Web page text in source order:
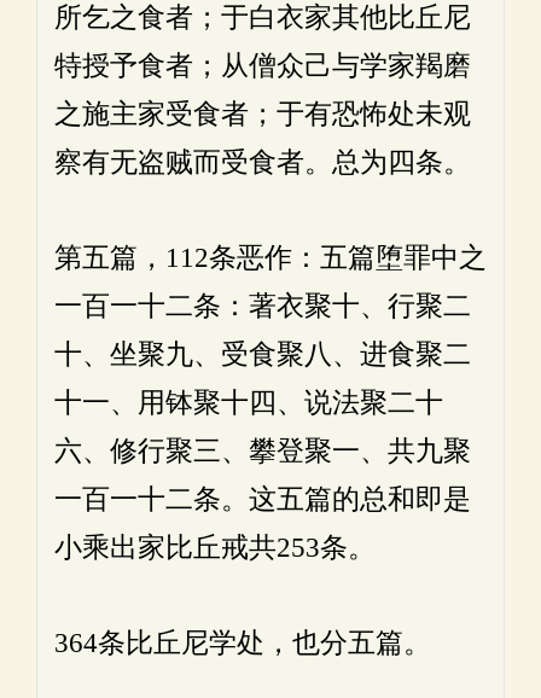
所乞之食者；于白衣家其他比丘尼
特授予食者；从僧众己与学家羯磨
之施主家受食者；于有恐怖处未观
察有无盗贼而受食者。总为四条。
第五篇，112条恶作：五篇堕罪中之
一百一十二条：著衣聚十、行聚二
十、坐聚九、受食聚八、进食聚二
十一、用钵聚十四、说法聚二十
六、修行聚三、攀登聚一、共九聚
一百一十二条。这五篇的总和即是
小乘出家比丘戒共253条。
364条比丘尼学处，也分五篇。